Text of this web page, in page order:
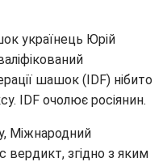
українець Юрій
шашок (IDF) нібито
IDF очолює росіянин.
Міжнародний
вердикт, згідно з яким